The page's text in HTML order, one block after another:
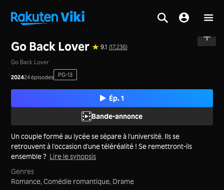
Go Back Lover 9.1 (17,236)
Go Back Lover
202424 épisodes PG-13
Ép. 1
Bande-annonce
Un couple formé au lycée se sépare à l'université. Ils se
retrouvent à l'occasion d'une téléréalité ! Se remettront-ils
ensemble ? Lire le synopsis
Genres
Romance,Comédie romantique, Drame